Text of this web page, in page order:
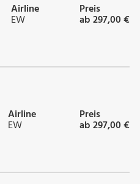
Airline
EW
Preis
ab 297,00 €
Airline
EW
Preis
ab 297,00 €